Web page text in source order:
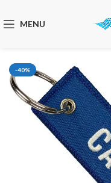
MENU
-40%